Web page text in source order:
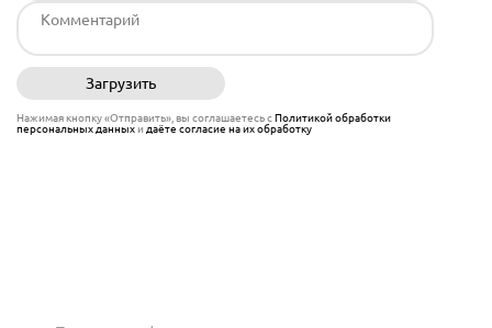
Загрузить
Нажимая кнопку «Отправить», вы соглашаетесь сПолитикой обработки
персональных данныхи даёте согласие на их обработку